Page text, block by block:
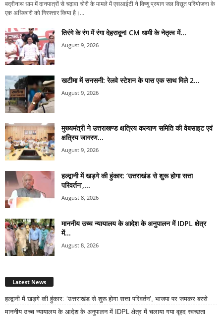
बद्रीनाथ धाम में दानपात्रों से चढ़ावा चोरी के मामले में एसआईटी ने विष्णु प्रयाग जल विद्युत परियोजना के
एक अधिकारी को गिरफ्तार किया है।...
तिरंगे के रंग में रंगा देहरादून! CM धामी के नेतृत्व में...
August 9, 2026
खटीमा में सनसनी: रेलवे स्टेशन के पास एक साथ मिले 2...
August 9, 2026
मुख्यमंत्री ने उत्तराखण्ड क्षत्रिय कल्याण समिति की वेबसाइट एवं
क्षत्रिय जागरण...
August 9, 2026
हल्द्वानी में खड़गे की हुंकार: ‘उत्तराखंड से शुरू होगा सत्ता
परिवर्तन’,...
August 8, 2026
माननीय उच्च न्यायालय के आदेश के अनुपालन में IDPL क्षेत्र
में...
August 8, 2026
Latest News
हल्द्वानी में खड़गे की हुंकार: ‘उत्तराखंड से शुरू होगा सत्ता परिवर्तन’, भाजपा पर जमकर बरसे
माननीय उच्च न्यायालय के आदेश के अनुपालन में IDPL क्षेत्र में चलाया गया वृहद स्वच्छता